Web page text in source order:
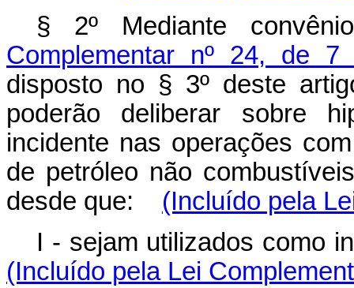
§ 2º Mediante
Complementar nº 24, de
disposto no § 3º deste
poderão deliberar sobre
incidente nas operações
de petróleo não
desde que:
(Incluído pela
I - sejam utilizados como
(Incluído pela Lei